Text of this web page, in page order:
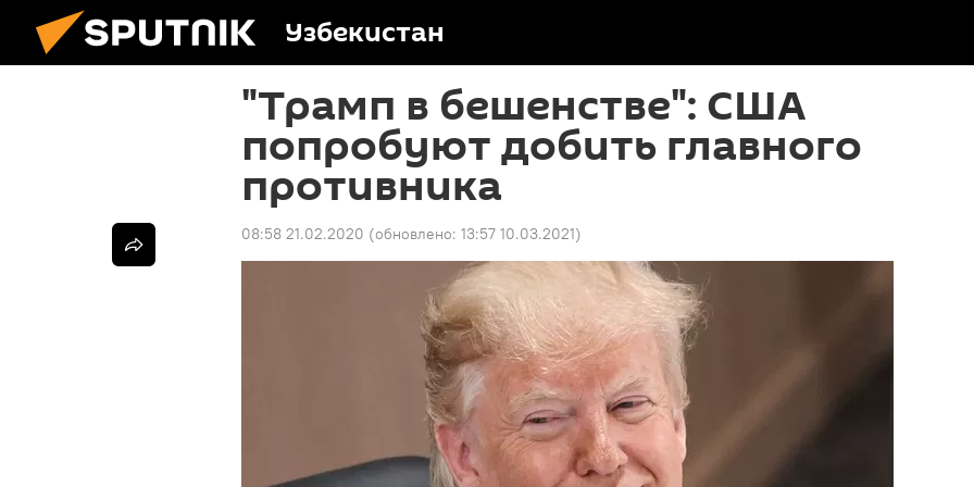
Узбекистан
"Трамп в бешенстве": США
попробуют добить главного
противника
08:58 21.02.2020 (обновлено: 13:57 10.03.2021)